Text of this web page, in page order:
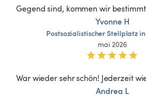
Gegend sind, kommen wir
Yvonne H
PostsozialistischerStellplatzin
mai 2026
War wieder sehr schön! Jederzeit
Andrea L